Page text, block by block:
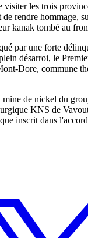
visiter les trois
rendre hommage,
kanak tombé au
par une forte
désarroi, le
Dore, commune
mine de nickel du
KNS de
inscrit dans